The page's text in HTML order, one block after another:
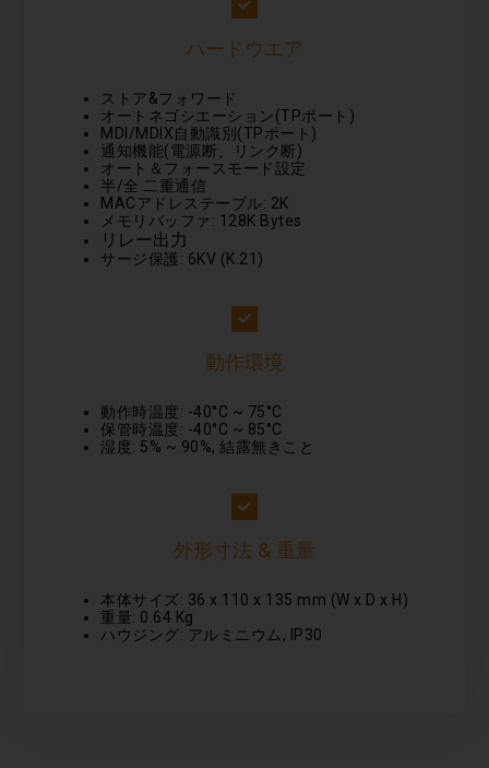
ハードウエア
ストア&フォワード
オートネゴシエーション(TPポート)
MDI/MDIX自動識別(TPポート)
通知機能(電源断、リンク断)
オート＆フォースモード設定
半/全 二重通信
MACアドレステーブル: 2K
メモリバッファ: 128K Bytes
リレー出力
サージ保護: 6KV (K.21)
動作環境
動作時温度: -40°C ~ 75°C
保管時温度: -40°C ~ 85°C
湿度: 5% ~ 90%, 結露無きこと
外形寸法 & 重量
本体サイズ: 36 x 110 x 135 mm (W x D x H)
重量: 0.64 Kg
ハウジング: アルミニウム, IP30